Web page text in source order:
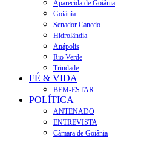
Aparecida de Goiânia
Goiânia
Senador Canedo
Hidrolândia
Anápolis
Rio Verde
Trindade
FÉ & VIDA
BEM-ESTAR
POLÍTICA
ANTENADO
ENTREVISTA
Câmara de Goiânia